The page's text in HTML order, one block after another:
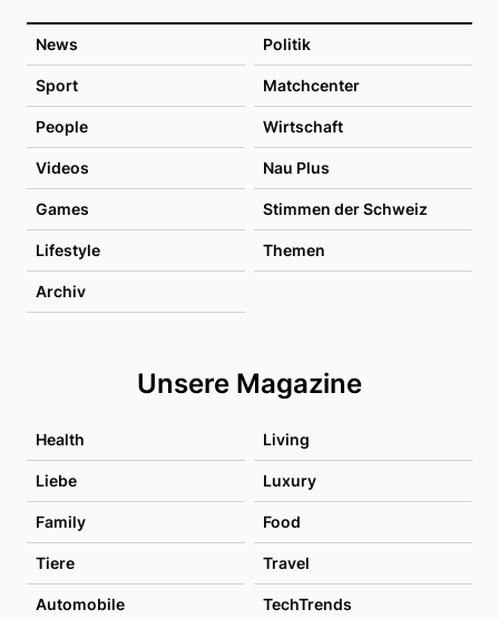
News Politik
Sport Matchcenter
People Wirtschaft
Videos Nau Plus
Games Stimmen der Schweiz
Lifestyle Themen
Archiv
Unsere Magazine
Health Living
Liebe Luxury
Family Food
Tiere Travel
Automobile TechTrends